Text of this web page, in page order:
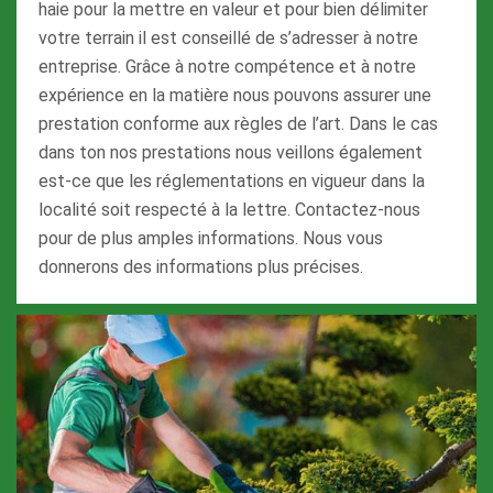
haie pour la mettre en valeur et pour bien délimiter
votre terrain il est conseillé de s’adresser à notre
entreprise. Grâce à notre compétence et à notre
expérience en la matière nous pouvons assurer une
prestation conforme aux règles de l’art. Dans le cas
dans ton nos prestations nous veillons également
est-ce que les réglementations en vigueur dans la
localité soit respecté à la lettre. Contactez-nous
pour de plus amples informations. Nous vous
donnerons des informations plus précises.